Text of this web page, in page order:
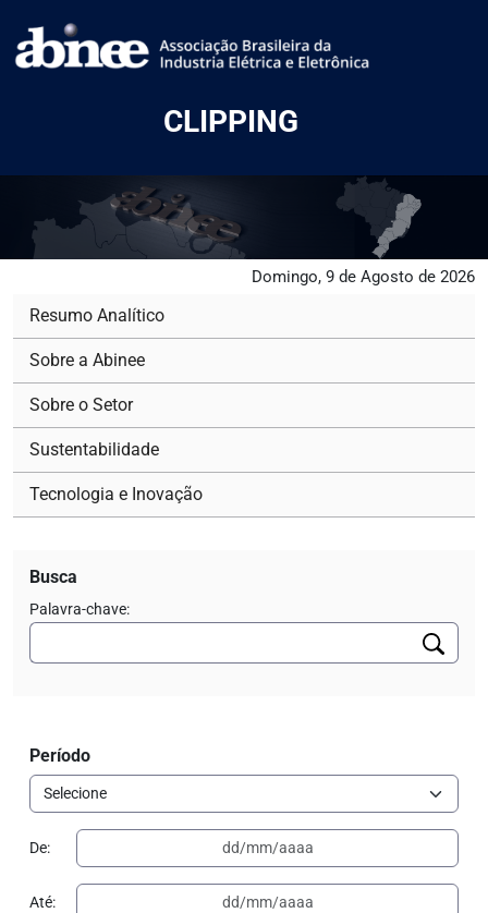
CLIPPING
Domingo, 9 de Agosto de 2026
Resumo Analítico
Sobre a Abinee
Sobre o Setor
Sustentabilidade
Tecnologia e Inovação
Busca
Palavra-chave:
Período
De:
Até: